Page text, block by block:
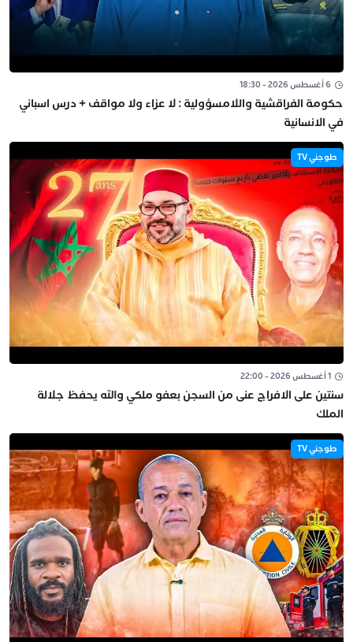
6 أغسطس 2026 - 18:30
حكومة الفراقشية واللامسؤولية : لا عزاء ولا مواقف + درس اسباني
في الانسانية
طوجني TV
1 أغسطس 2026 - 22:00
سنتين على الافراج عنى من السجن بعفو ملكي والله يحفظ جلالة
الملك
طوجني TV